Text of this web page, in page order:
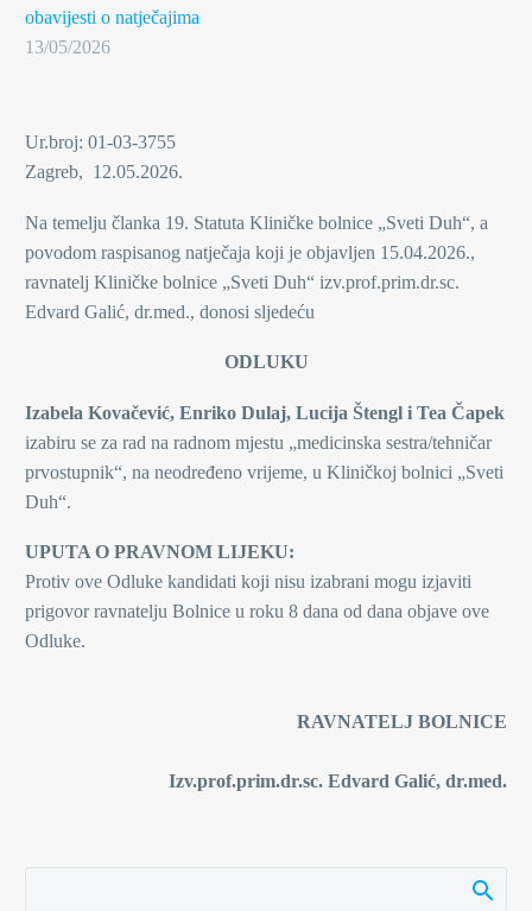
obavijesti o natječajima
13/05/2026
Ur.broj: 01-03-3755
Zagreb, 12.05.2026.
Na temelju članka 19. Statuta Kliničke bolnice „Sveti Duh“, a
povodom raspisanog natječaja koji je objavljen 15.04.2026.,
ravnatelj Kliničke bolnice „Sveti Duh“ izv.prof.prim.dr.sc.
Edvard Galić, dr.med., donosi sljedeću
ODLUKU
Izabela Kovačević, Enriko Dulaj, Lucija Štengl i Tea Čapek
izabiru se za rad na radnom mjestu „medicinska sestra/tehničar
prvostupnik“, na neodređeno vrijeme, u Kliničkoj bolnici „Sveti
Duh“.
UPUTA O PRAVNOM LIJEKU:
Protiv ove Odluke kandidati koji nisu izabrani mogu izjaviti
prigovor ravnatelju Bolnice u roku 8 dana od dana objave ove
Odluke.
RAVNATELJ BOLNICE
Izv.prof.prim.dr.sc. Edvard Galić, dr.med.